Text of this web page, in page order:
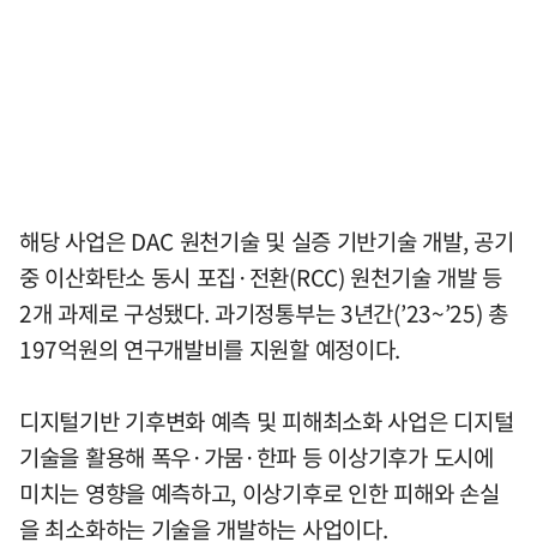
해당 사업은 DAC 원천기술 및 실증 기반기술 개발, 공기
중 이산화탄소 동시 포집·전환(RCC) 원천기술 개발 등
2개 과제로 구성됐다. 과기정통부는 3년간(’23~’25) 총
197억원의 연구개발비를 지원할 예정이다.
디지털기반 기후변화 예측 및 피해최소화 사업은 디지털
기술을 활용해 폭우·가뭄·한파 등 이상기후가 도시에
미치는 영향을 예측하고, 이상기후로 인한 피해와 손실
을 최소화하는 기술을 개발하는 사업이다.